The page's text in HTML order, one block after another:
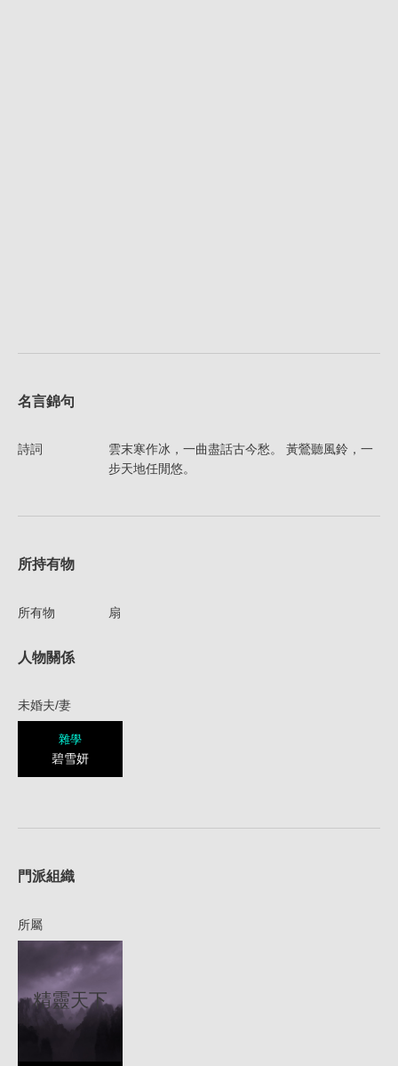
名言錦句
詩詞
雲末寒作冰，一曲盡話古今愁。 黃鶯聽風鈴，一
步天地任閒悠。
所持有物
所有物 扇
人物關係
未婚夫/妻
雜學
碧雪妍
門派組織
所屬
精靈天下